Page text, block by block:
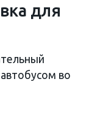
для
во